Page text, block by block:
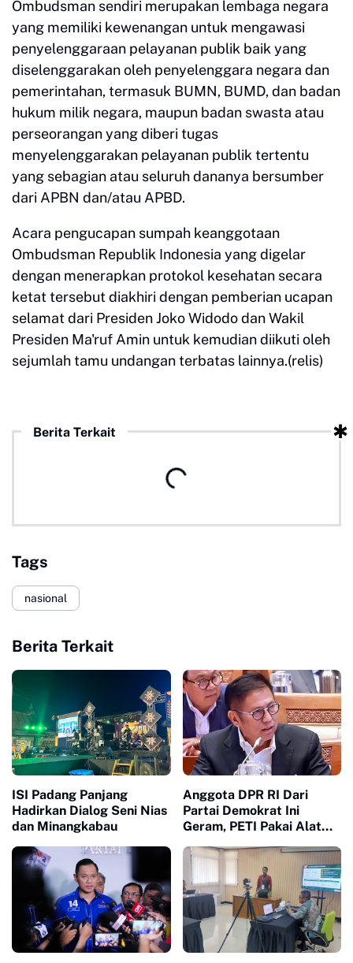
Ombudsman sendiri merupakan lembaga negara
yang memiliki kewenangan untuk mengawasi
penyelenggaraan pelayanan publik baik yang
diselenggarakan oleh penyelenggara negara dan
pemerintahan, termasuk BUMN, BUMD, dan badan
hukum milik negara, maupun badan swasta atau
perseorangan yang diberi tugas
menyelenggarakan pelayanan publik tertentu
yang sebagian atau seluruh dananya bersumber
dari APBN dan/atau APBD.
Acara pengucapan sumpah keanggotaan
Ombudsman Republik Indonesia yang digelar
dengan menerapkan protokol kesehatan secara
ketat tersebut diakhiri dengan pemberian ucapan
selamat dari Presiden Joko Widodo dan Wakil
Presiden Ma'ruf Amin untuk kemudian diikuti oleh
sejumlah tamu undangan terbatas lainnya.(relis)
Berita Terkait
Tags
nasional
Berita Terkait
ISI Padang Panjang
Hadirkan Dialog Seni Nias
dan Minangkabau
Anggota DPR RI Dari
Partai Demokrat Ini
Geram, PETI Pakai Alat
Tidak Tersentuh Hukum